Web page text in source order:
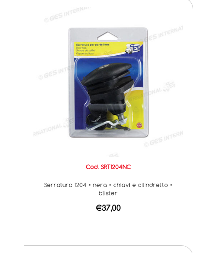
Cod. SRT1204NC
Serratura 1204 • nera • chiavi e cilindretto •
blister
€37,00